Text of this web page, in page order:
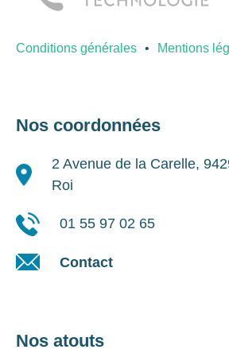
Conditions générales Mentions
Nos coordonnées
2 Avenue de la Carelle,
Roi
01 55 97 02 65
Contact
Nos atouts